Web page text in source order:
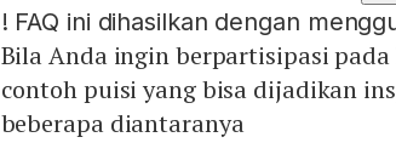
! FAQ ini dihasilkan dengan
Bila Anda ingin berpartisipasi
contoh puisi yang bisa dijadikan
beberapa diantaranya